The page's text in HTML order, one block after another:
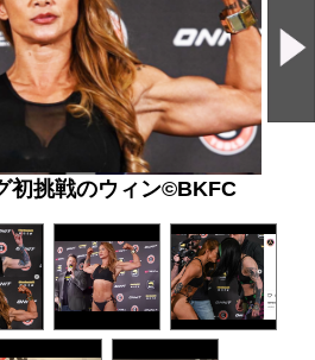
初挑戦のウィン©️BKFC